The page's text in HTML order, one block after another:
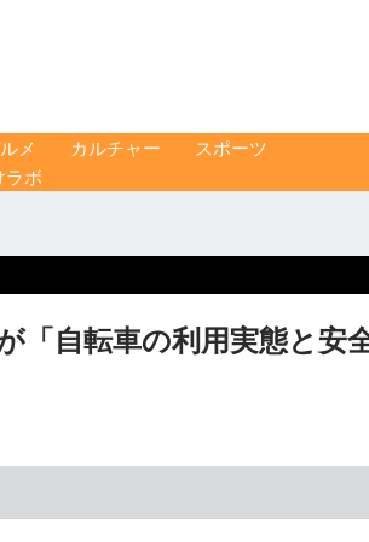
メ カルチャー
スポーツ
ラボ
「自転車の利用実態と安